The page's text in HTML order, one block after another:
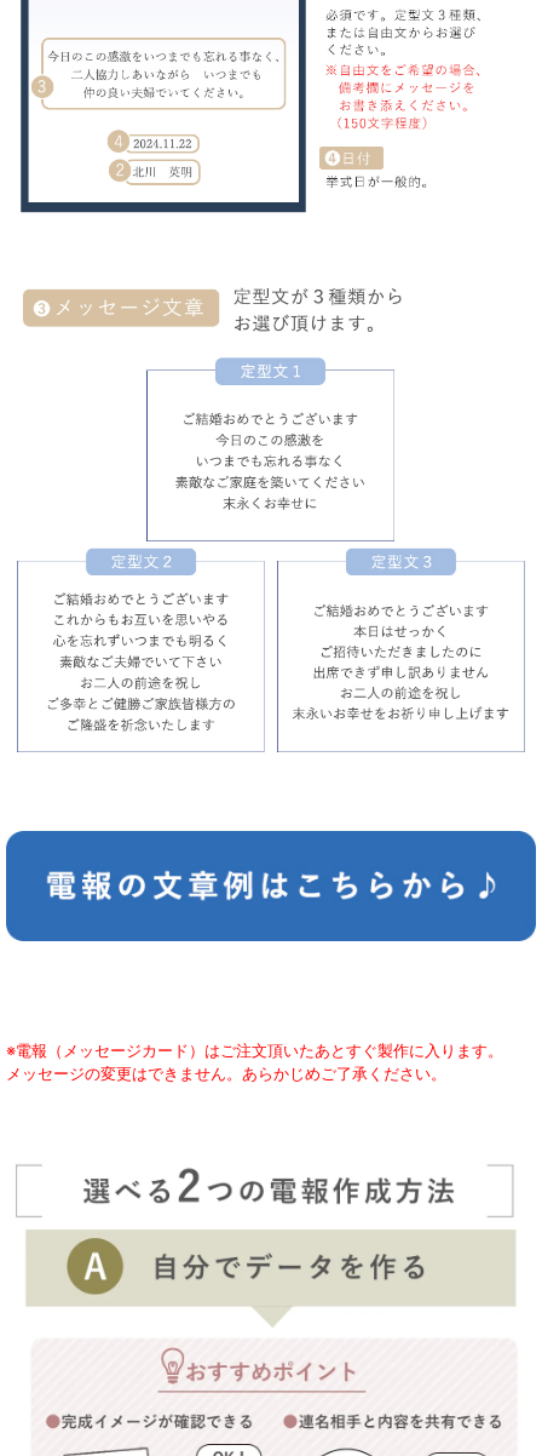
※電報（メッセージカード）はご注文頂いたあとすぐ製作に入ります。
メッセージの変更はできません。あらかじめご了承ください。